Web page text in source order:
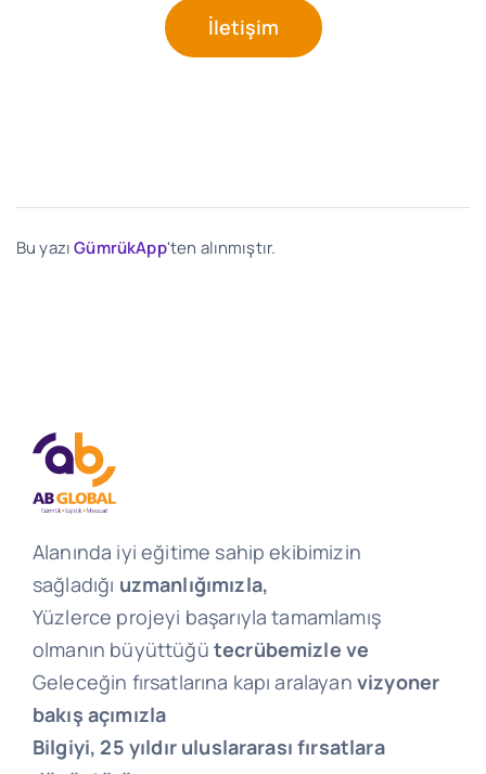
İletişim
Bu yazıGümrükApp'ten alınmıştır.
Alanında iyi eğitime sahip ekibimizin
sağladığı uzmanlığımızla,
Yüzlerce projeyi başarıyla tamamlamış
olmanın büyüttüğü tecrübemizle ve
Geleceğin fırsatlarına kapı aralayan vizyoner
bakış açımızla
Bilgiyi, 25 yıldır uluslararası fırsatlara